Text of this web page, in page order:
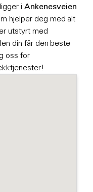
ligger iAnkenesveien
hjelper deg med alt
utstyrt med
din får den beste
oss for